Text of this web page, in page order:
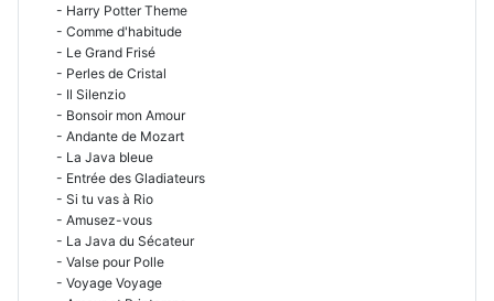
- Harry Potter Theme
- Comme d'habitude
- Le Grand Frisé
- Perles de Cristal
- Il Silenzio
- Bonsoir mon Amour
- Andante de Mozart
- La Java bleue
- Entrée des Gladiateurs
- Si tu vas à Rio
- Amusez-vous
- La Java du Sécateur
- Valse pour Polle
- Voyage Voyage